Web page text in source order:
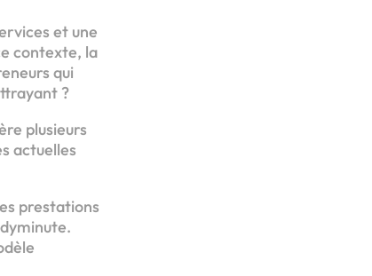
et une
contexte, la
qui
?
plusieurs
actuelles
prestations